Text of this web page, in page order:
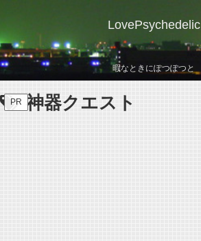
LovePsychedelic
暇なときにぽつぽつと
PR 神器クエスト